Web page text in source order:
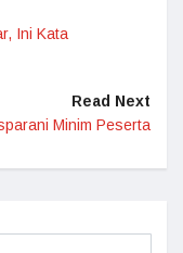
Ini Kata
Read Next
Minim Peserta